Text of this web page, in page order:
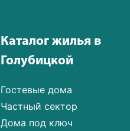
Каталог жилья в
Голубицкой
Гостевые дома
Частный сектор
Дома под ключ